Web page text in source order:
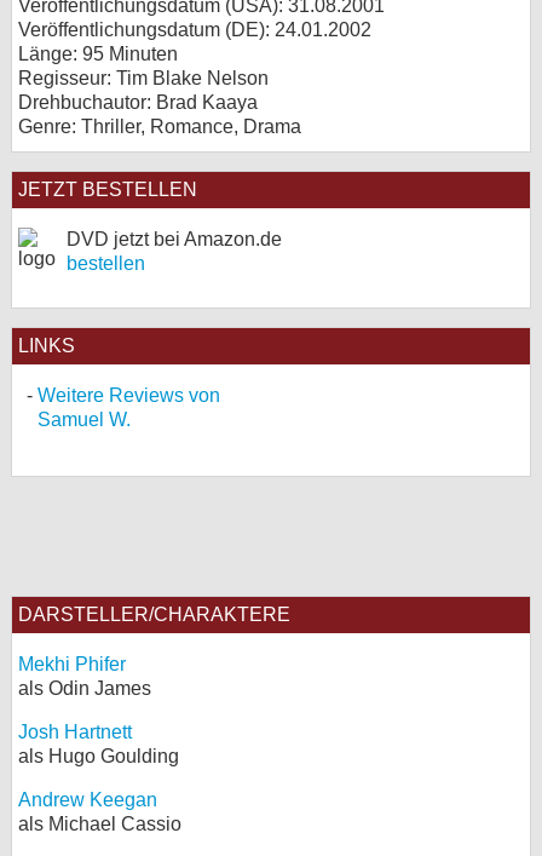
Veröffentlichungsdatum (USA): 31.08.2001
Veröffentlichungsdatum (DE): 24.01.2002
Länge: 95 Minuten
Regisseur: Tim Blake Nelson
Drehbuchautor: Brad Kaaya
Genre: Thriller, Romance, Drama
JETZT BESTELLEN
DVD jetzt bei Amazon.de
bestellen
LINKS
Weitere Reviews von
Samuel W.
DARSTELLER/CHARAKTERE
Mekhi Phifer
als Odin James
Josh Hartnett
als Hugo Goulding
Andrew Keegan
als Michael Cassio